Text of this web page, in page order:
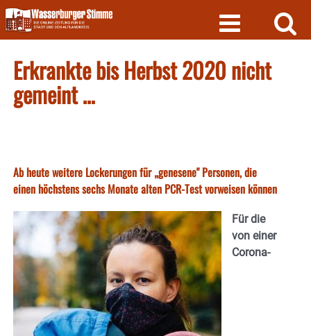
Skip
to
content
Erkrankte bis Herbst 2020 nicht
gemeint …
Ab heute weitere Lockerungen für „genesene" Personen, die
einen höchstens sechs Monate alten PCR-Test vorweisen können
Für die
von einer
Corona-